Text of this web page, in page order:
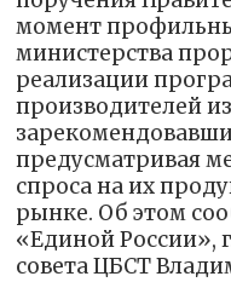
момент
министерства
реализации
производителей
предусматривая
спроса на их
рынке. Об этом
«Единой России»,
совета ЦБСТ